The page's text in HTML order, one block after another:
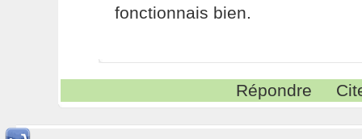
fonctionnais bien.
Répondre